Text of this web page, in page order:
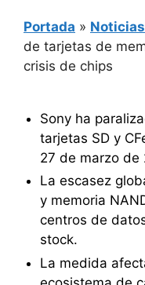
Portada » Noticias
de tarjetas de
crisis de chips
Sony ha
tarjetas SD y
27 de marzo de
La escasez
y memoria
centros de
stock.
La medida